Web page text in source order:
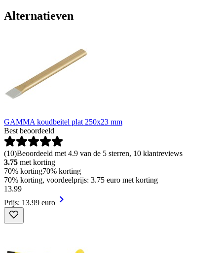
Alternatieven
GAMMA koudbeitel plat 250x23 mm
Best beoordeeld
(10)Beoordeeld met 4.9 van de 5 sterren, 10 klantreviews
3.75 met korting
70% korting70% korting
70% korting, voordeelprijs: 3.75 euro met korting
13.99
Prijs: 13.99 euro